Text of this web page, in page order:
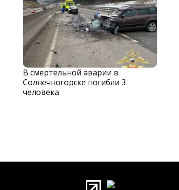
В смертельной аварии в
Солнечногорске погибли 3
человека